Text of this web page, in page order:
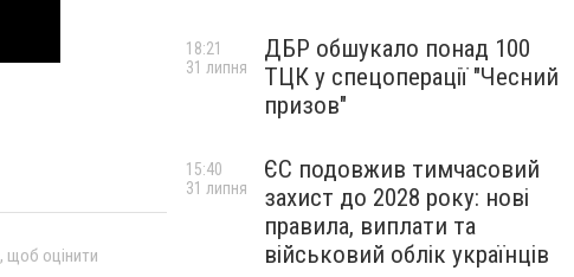
, щоб оцінити
ДБР обшукало понад 100
ТЦК у спецоперації "Чесний
призов"
18:21
31 липня
ЄС подовжив тимчасовий
захист до 2028 року: нові
правила, виплати та
військовий облік українців
15:40
31 липня